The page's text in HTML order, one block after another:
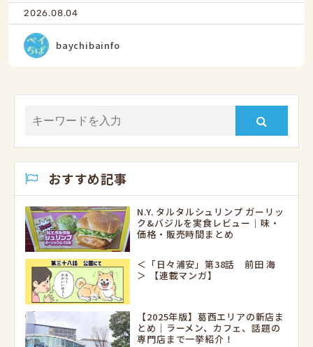
2026.08.04
baychibainfo
おすすめ記事
N.Y. タルタルシュリンプ ガーリッ
ク&バジルを実食レビュー｜味・
価格・販売時間まとめ
＜「日々浦安」第38話 前田 海
＞ 【連載マンガ】
【2025年版】葛西エリアの新店ま
とめ｜ラーメン、カフェ、話題の
専門店まで一挙紹介！